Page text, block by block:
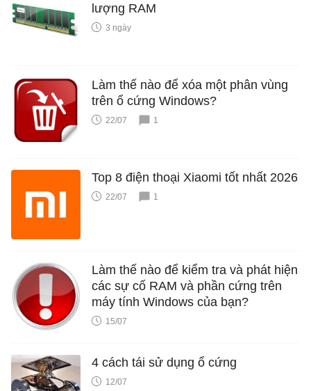
lượng RAM
3 ngày
Làm thế nào để xóa một phân vùng
trên ổ cứng Windows?
22/07 1
Top 8 điện thoại Xiaomi tốt nhất 2026
22/07 1
Làm thế nào để kiểm tra và phát hiện
các sự cố RAM và phần cứng trên
máy tính Windows của bạn?
15/07
4 cách tái sử dụng ổ cứng
12/07